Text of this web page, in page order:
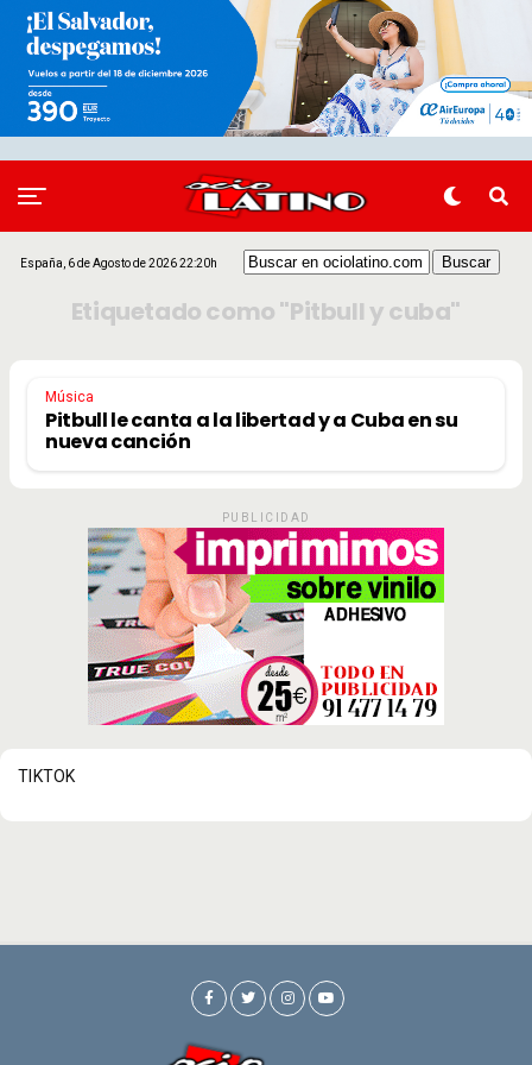
España, 6 de Agosto de 2026 22:20h
Etiquetado como "Pitbull y cuba"
Música
Pitbull le canta a la libertad y a Cuba en su
nueva canción
PUBLICIDAD
TIKTOK